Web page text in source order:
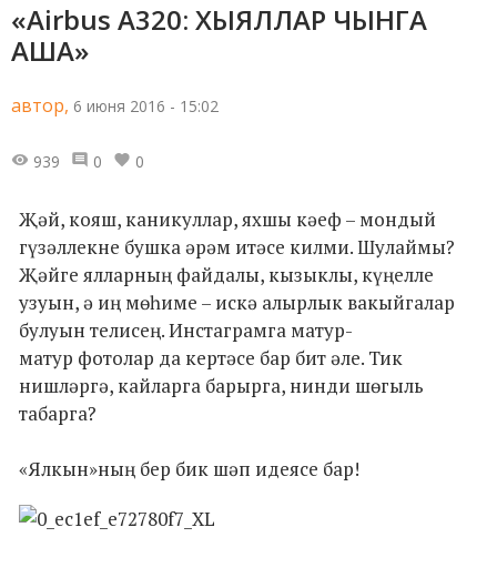
«Airbus A320: ХЫЯЛЛАР ЧЫНГА
АША»
автор, 6 июня 2016 - 15:02
939 0 0
Җәй, кояш, каникуллар, яхшы кәеф – мондый
гүзәллекне бушка әрәм итәсе килми. Шулаймы?
Җәйге ялларның файдалы, кызыклы, күңелле
узуын, ә иң мөһиме – искә алырлык вакыйгалар
булуын телисең. Инстаграмга матур-
матур фотолар да кертәсе бар бит әле. Тик
нишләргә, кайларга барырга, нинди шөгыль
табарга?
«Ялкын»ның бер бик шәп идеясе бар!